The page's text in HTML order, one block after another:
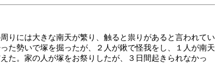
りには大きな南天が繁り、触ると祟りがあると言われてい
た勢いで塚を掘ったが、２人が鍬で怪我をし、１人が南天
た。家の人が塚をお祭りしたが、３日間起きられなかっ